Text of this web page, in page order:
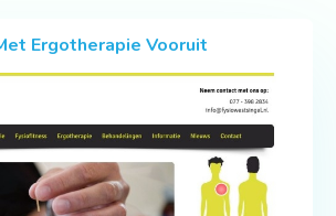
Ergotherapie Vooruit